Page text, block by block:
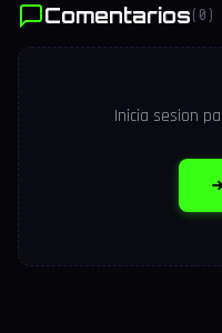
Comentarios (0)
Inicia sesion